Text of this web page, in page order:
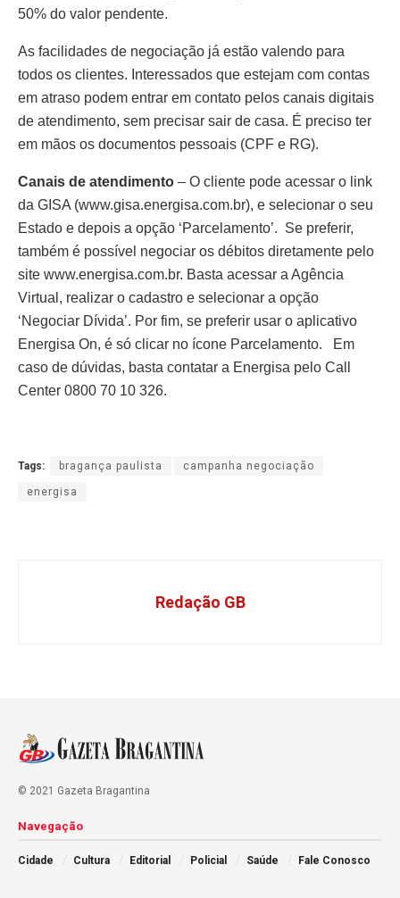
50% do valor pendente.
As facilidades de negociação já estão valendo para
todos os clientes. Interessados que estejam com contas
em atraso podem entrar em contato pelos canais digitais
de atendimento, sem precisar sair de casa. É preciso ter
em mãos os documentos pessoais (CPF e RG).
Canais de atendimento – O cliente pode acessar o link
da GISA (www.gisa.energisa.com.br), e selecionar o seu
Estado e depois a opção ‘Parcelamento’. Se preferir,
também é possível negociar os débitos diretamente pelo
site www.energisa.com.br. Basta acessar a Agência
Virtual, realizar o cadastro e selecionar a opção
‘Negociar Dívida’. Por fim, se preferir usar o aplicativo
Energisa On, é só clicar no ícone Parcelamento. Em
caso de dúvidas, basta contatar a Energisa pelo Call
Center 0800 70 10 326.
Tags: bragança paulista campanha negociação
energisa
Redação GB
© 2021 Gazeta Bragantina
Navegação
Cidade Cultura Editorial Policial Saúde Fale Conosco